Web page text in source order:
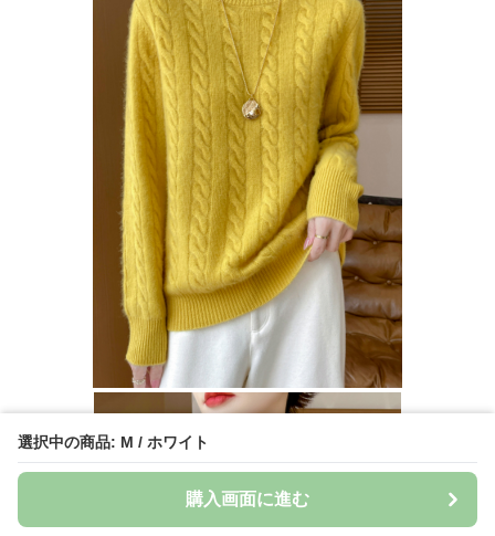
選択中の商品: M / ホワイト
購入画面に進む